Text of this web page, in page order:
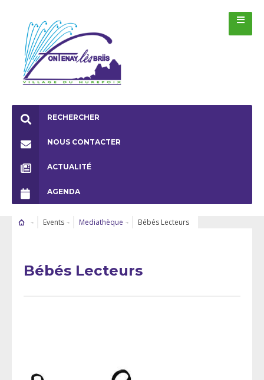
RECHERCHER
NOUS CONTACTER
ACTUALITÉ
AGENDA
Events Mediathèque Bébés Lecteurs
Bébés Lecteurs